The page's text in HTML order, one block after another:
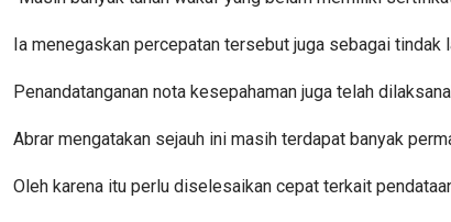
Ia menegaskan percepatan tersebut juga sebagai tindak
Penandatanganan nota kesepahaman juga telah
Abrar mengatakan sejauh ini masih terdapat banyak
Oleh karena itu perlu diselesaikan cepat terkait